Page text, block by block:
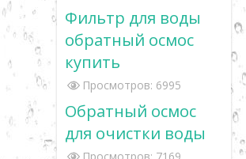
Фильтр для воды
обратный осмос
купить
Просмотров: 6995
Обратный осмос
для очистки воды